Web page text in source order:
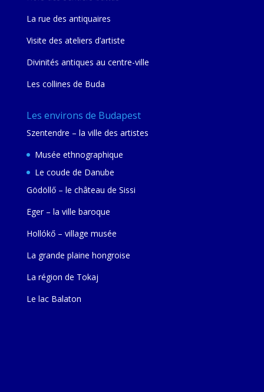
La rue des antiquaires
Visite des ateliers d’artiste
Divinités antiques au centre-ville
Les collines de Buda
Les environs de Budapest
Szentendre – la ville des artistes
Musée ethnographique
Le coude de Danube
Gödöllő – le château de Sissi
Eger – la ville baroque
Hollókő – village musée
La grande plaine hongroise
La région de Tokaj
Le lac Balaton